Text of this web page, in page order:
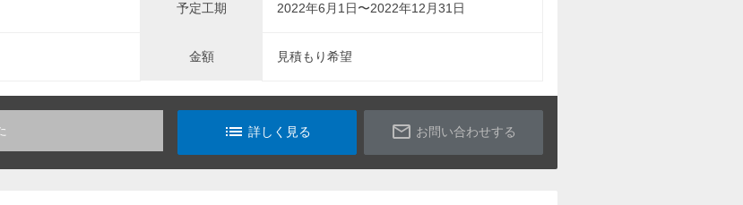
予定工期 2022年6月1日〜2022年12月31日
金額 見積もり希望
list_alt
詳しく見る mail_outline お問い合わせする